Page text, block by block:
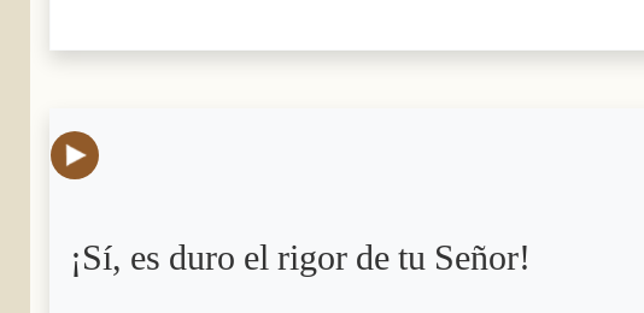
¡Sí, es duro el rigor de tu Señor!